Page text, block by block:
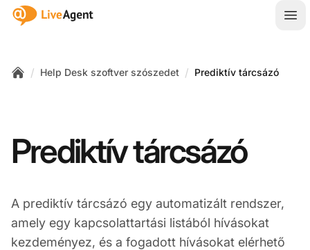
:site.title
/ Help Desk szoftver szószedet / Prediktív tárcsázó
Prediktív tárcsázó
A prediktív tárcsázó egy automatizált rendszer,
amely egy kapcsolattartási listából hívásokat
kezdeményez, és a fogadott hívásokat elérhető